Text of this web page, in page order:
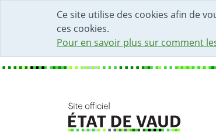
Ce site utilise des cookies afin de
ces cookies.
Pour en savoir plus sur comment
DÉBUT DU CONTENU DE LA PAGE
ACCÈS AU CHAMP DE RECHERCHE
PAGE D'ACCUEIL
FORMULAIRE DE CONTACT